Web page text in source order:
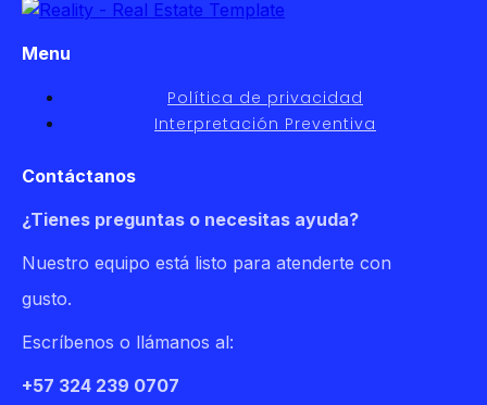
Menu
Política de privacidad
Interpretación Preventiva
Contáctanos
¿Tienes preguntas o necesitas ayuda?
Nuestro equipo está listo para atenderte con
gusto.
Escríbenos o llámanos al:
+57 324 239 0707